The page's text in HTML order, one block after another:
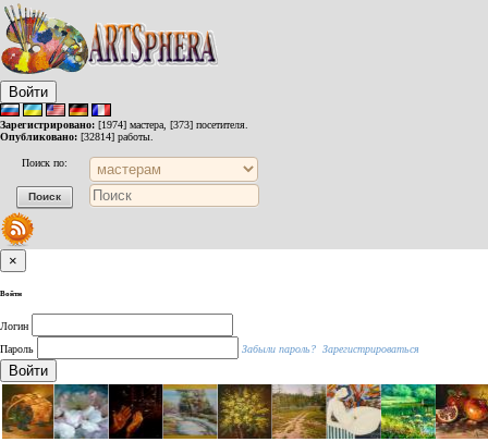
Войти
Зарегистрировано: [1974] мастера, [373] посетителя.
Опубликовано: [32814] работы.
Поиск по:
×
Войти
Логин
Пароль
Забыли пароль? Зарегистрироваться
Войти